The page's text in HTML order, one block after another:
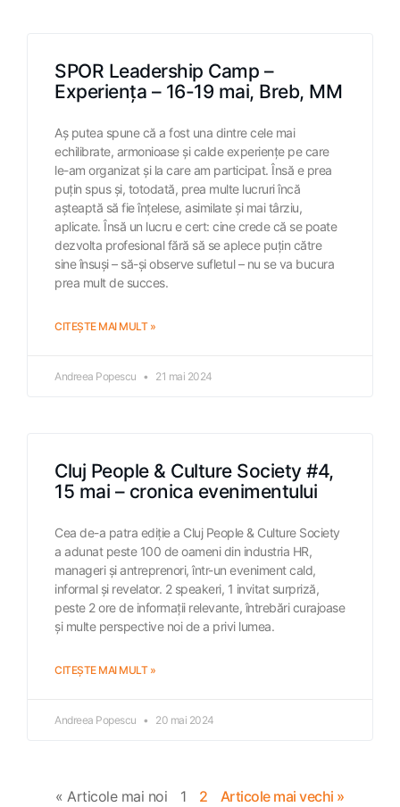
SPOR Leadership Camp –
Experiența – 16-19 mai, Breb, MM
Aș putea spune că a fost una dintre cele mai
echilibrate, armonioase și calde experiențe pe care
le-am organizat și la care am participat. Însă e prea
puțin spus și, totodată, prea multe lucruri încă
așteaptă să fie înțelese, asimilate și mai târziu,
aplicate. Însă un lucru e cert: cine crede că se poate
dezvolta profesional fără să se aplece puțin către
sine însuși – să-și observe sufletul – nu se va bucura
prea mult de succes.
CITEȘTE MAI MULT »
Andreea Popescu 21 mai 2024
Cluj People & Culture Society #4,
15 mai – cronica evenimentului
Cea de-a patra ediție a Cluj People & Culture Society
a adunat peste 100 de oameni din industria HR,
manageri și antreprenori, într-un eveniment cald,
informal și revelator. 2 speakeri, 1 invitat surpriză,
peste 2 ore de informații relevante, întrebări curajoase
și multe perspective noi de a privi lumea.
CITEȘTE MAI MULT »
Andreea Popescu 20 mai 2024
« Articole mai noi 1 2 Articole mai vechi »